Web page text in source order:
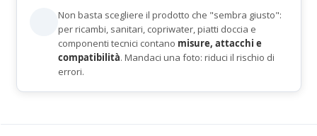
Non basta scegliere il prodotto che "sembra giusto":
per ricambi, sanitari, copriwater, piatti doccia e
componenti tecnici contano misure, attacchi e
compatibilità. Mandaci una foto: riduci il rischio di
errori.